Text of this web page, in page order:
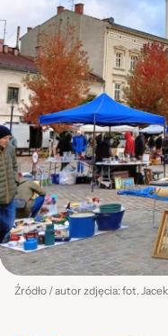
Źródło / autor zdjęcia: fot.